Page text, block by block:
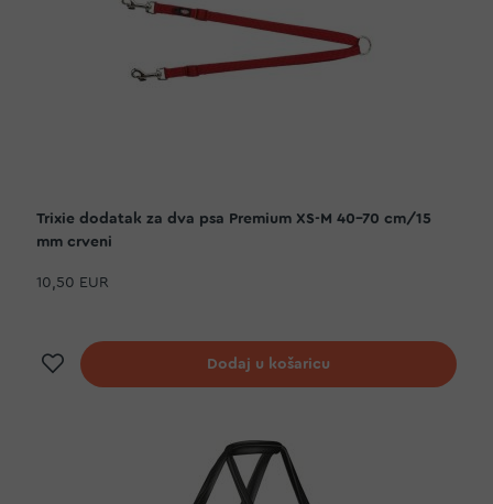
Trixie dodatak za dva psa Premium XS-M 40-70 cm/15
mm crveni
10,50 EUR
Dodaj na listu želja
Dodaj u košaricu